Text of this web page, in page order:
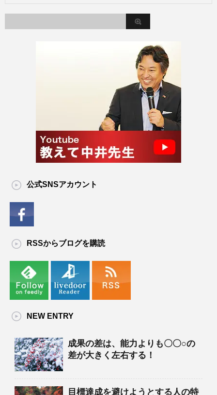
公式SNSアカウント
RSSからブログを購読
NEW ENTRY
成果の差は、能力よりも〇〇○の
差が大きく左右する！
目標達成を避けようとする人の特